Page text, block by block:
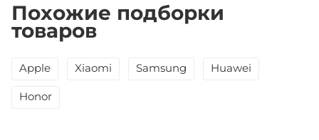
Похожие подборки
товаров
Apple Xiaomi Samsung Huawei
Honor